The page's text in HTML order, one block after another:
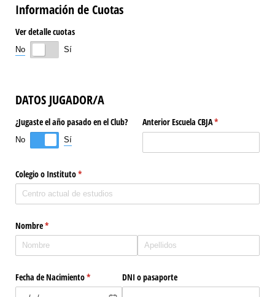
Información de Cuotas
Ver detalle cuotas
No Sí
DATOS JUGADOR/A
¿Jugaste el año pasado en el Club?
No Sí
Anterior Escuela CBJA*
(necesario)
Colegio o Instituto*
(necesario)
Nombre*
(necesario)
Fecha de Nacimiento*
(necesario) DNI o pasaporte